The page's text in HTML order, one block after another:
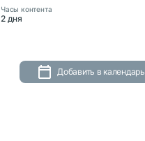
Часы контента
2 дня
Добавить в календарь